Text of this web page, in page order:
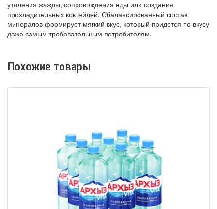
утоления жажды, сопровождения еды или создания
прохладительных коктейлей. Сбалансированный состав
минералов формирует мягкий вкус, который придется по вкусу
даже самым требовательным потребителям.
Похожие товары